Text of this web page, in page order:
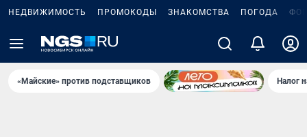
НЕДВИЖИМОСТЬ ПРОМОКОДЫ ЗНАКОМСТВА ПОГОДА
«Майские» против подставщиков Налог